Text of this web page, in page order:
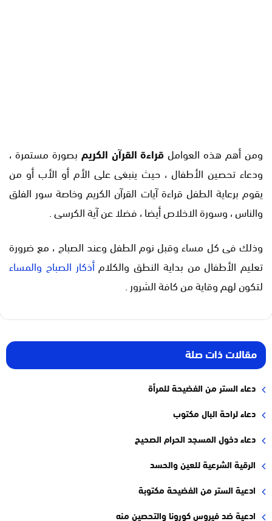
ومن أهم هذه العواملقراءة القرآن الكريم بصورة مستمرة ،
ودعاء تحصين الأطفال ، حيث ينبغى على الأم أو الأب أو من
يقوم برعاية الطفل قراءة آيات القرآن الكريم وخاصة سور الفلق
والناس ، وسورة الاخلاص أيضا ، فضلا عن آية الكرسى .
وذلك فى كل مساء وقبل نوم الطفل وعند الصباح ، مع ضرورة
تعليم الأطفال من بداية النطق والكلامأذكار الصباح والمساء
لتكون لهم وقاية من كافة الشرور .
مقالات ذات صلة
دعاء الستر من الفضيحة للمرأة
دعاء لراحة البال مكتوب
دعاء دخول المسجد الحرام الصحيح
الرقية الشرعية للعين والحسد
ادعية الستر من الفضيحة مكتوبة
ادعية ضد فيروس كورونا والتحصين منه